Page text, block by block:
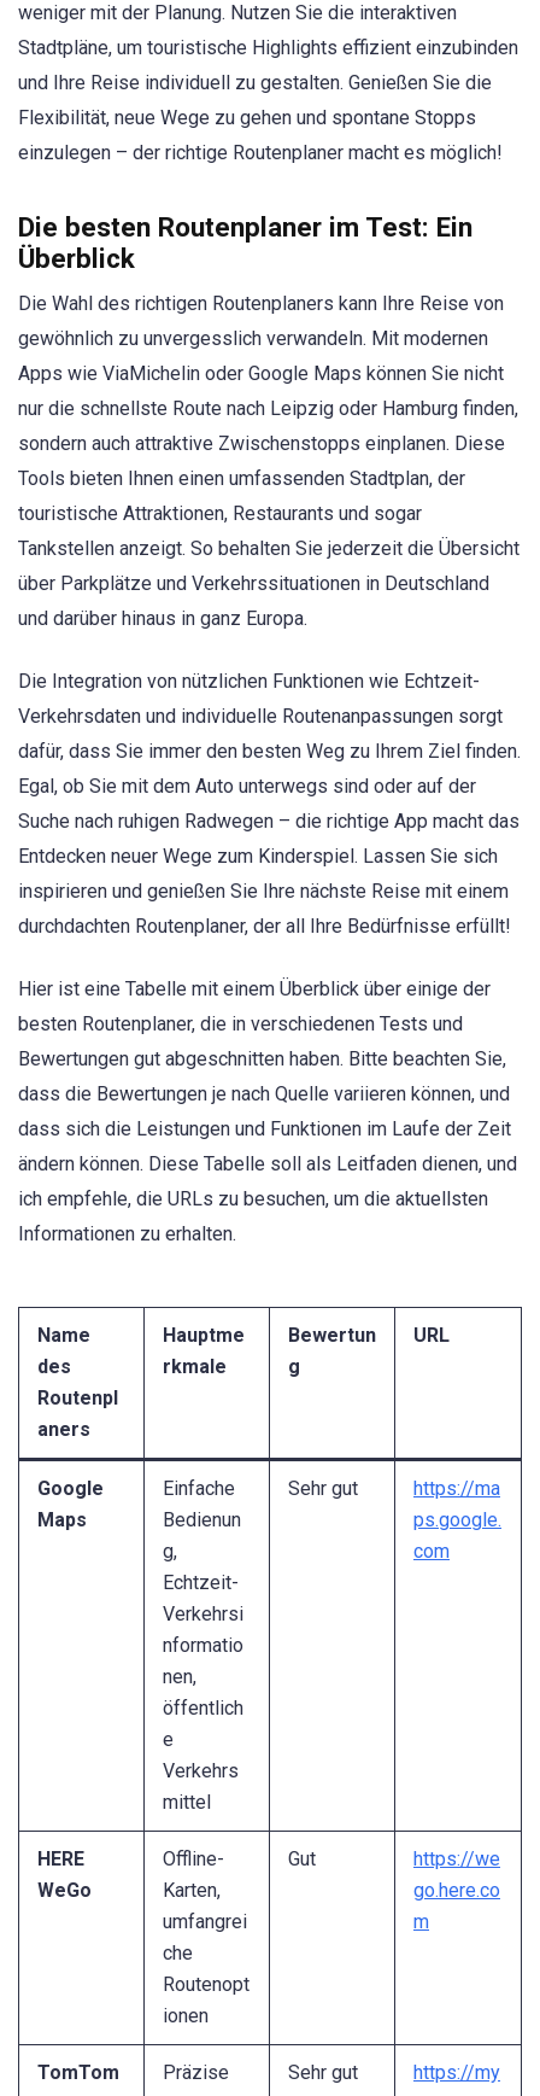
weniger mit der Planung. Nutzen Sie die interaktiven
Stadtpläne, um touristische Highlights effizient einzubinden
und Ihre Reise individuell zu gestalten. Genießen Sie die
Flexibilität, neue Wege zu gehen und spontane Stopps
einzulegen – der richtige Routenplaner macht es möglich!
Die besten Routenplaner im Test: Ein
Überblick
Die Wahl des richtigen Routenplaners kann Ihre Reise von
gewöhnlich zu unvergesslich verwandeln. Mit modernen
Apps wie ViaMichelin oder Google Maps können Sie nicht
nur die schnellste Route nach Leipzig oder Hamburg finden,
sondern auch attraktive Zwischenstopps einplanen. Diese
Tools bieten Ihnen einen umfassenden Stadtplan, der
touristische Attraktionen, Restaurants und sogar
Tankstellen anzeigt. So behalten Sie jederzeit die Übersicht
über Parkplätze und Verkehrssituationen in Deutschland
und darüber hinaus in ganz Europa.
Die Integration von nützlichen Funktionen wie Echtzeit-
Verkehrsdaten und individuelle Routenanpassungen sorgt
dafür, dass Sie immer den besten Weg zu Ihrem Ziel finden.
Egal, ob Sie mit dem Auto unterwegs sind oder auf der
Suche nach ruhigen Radwegen – die richtige App macht das
Entdecken neuer Wege zum Kinderspiel. Lassen Sie sich
inspirieren und genießen Sie Ihre nächste Reise mit einem
durchdachten Routenplaner, der all Ihre Bedürfnisse erfüllt!
Hier ist eine Tabelle mit einem Überblick über einige der
besten Routenplaner, die in verschiedenen Tests und
Bewertungen gut abgeschnitten haben. Bitte beachten Sie,
dass die Bewertungen je nach Quelle variieren können, und
dass sich die Leistungen und Funktionen im Laufe der Zeit
ändern können. Diese Tabelle soll als Leitfaden dienen, und
ich empfehle, die URLs zu besuchen, um die aktuellsten
Informationen zu erhalten.
Name
des
Routenpl
aners
Hauptme
rkmale
Bewertun
g
URL
Google
Maps
Einfache
Bedienun
g,
Echtzeit-
Verkehrsi
nformatio
nen,
öffentlich
e
Verkehrs
mittel
Sehr gut
https://ma
ps.google.
com
HERE
WeGo
Offline-
Karten,
umfangrei
che
Routenopt
ionen
Gut
https://we
go.here.co
m
TomTom
Präzise
Sehr gut
https://my